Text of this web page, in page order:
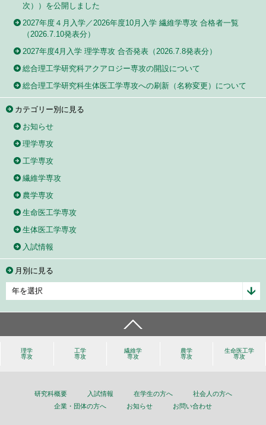
次））を公開しました
2027年度４月入学／2026年度10月入学 繊維学専攻 合格者一覧
（2026.7.10発表分）
2027年度4月入学 理学専攻 合否発表（2026.7.8発表分）
総合理工学研究科アクアロジー専攻の開設について
総合理工学研究科生体医工学専攻への刷新（名称変更）について
カテゴリー別に見る
お知らせ
理学専攻
工学専攻
繊維学専攻
農学専攻
生命医工学専攻
生体医工学専攻
入試情報
月別に見る
理学
専攻
工学
専攻
繊維学
専攻
農学
専攻
生命医工学
専攻
研究科概要 入試情報 在学生の方へ
社会人の方へ
企業・団体の方へ
お知らせ お問い合わせ